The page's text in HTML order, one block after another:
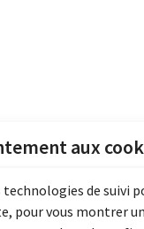
aux
de suivi
pour vous montrer
de l'image d'Emile
de Bibliothèque et
patrimoine
numérique au